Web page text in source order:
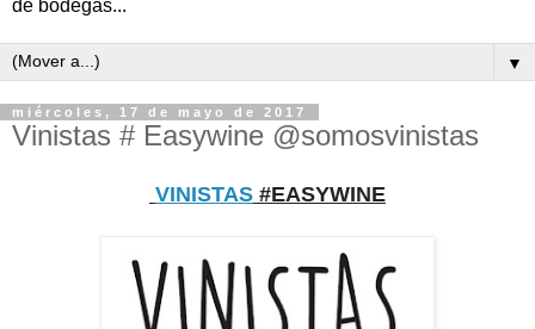
de bodegas...
▼
miércoles, 17 de mayo de 2017
Vinistas # Easywine @somosvinistas
VINISTAS #EASYWINE